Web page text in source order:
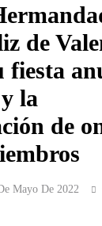
de
fiesta
la
de
Mayo De 2022